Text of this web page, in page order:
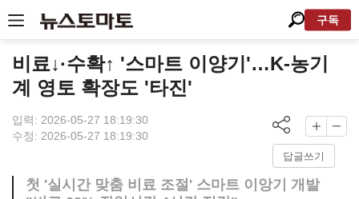
구독
비료↓·수확↑ '스마트 이양기'…K-농기
계 영토 확장도 '타진'
입력: 2026-05-27 18:19:30
수정: 2026-05-27 18:19:30
답글쓰기
첫 '실시간 맞춤 비료 조절' 스마트 이앙기 개발